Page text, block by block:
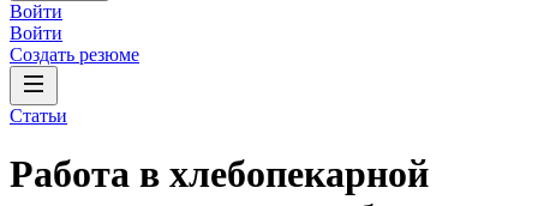
Войти
Войти
Создать резюме
Статьи
Работа в хлебопекарной